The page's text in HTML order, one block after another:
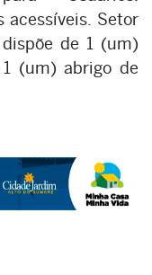
Setor
de 1 (um)
(um) abrigo de